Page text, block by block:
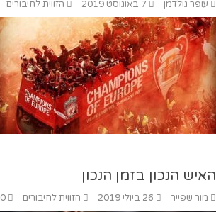
עופר גולדמן 7 באוגוסט 2019 הזווית לחיבורים
האיש הנכון בזמן הנכון
מור שפייר 26 ביולי 2019 הזווית לחיבורים 0